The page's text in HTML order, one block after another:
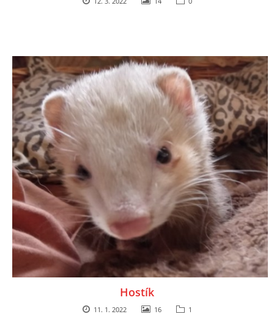
Hostík
11. 1. 2022 16 1